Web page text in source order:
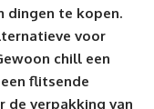
dingen te kopen.
voor
chill een
flitsende
de verpakking van